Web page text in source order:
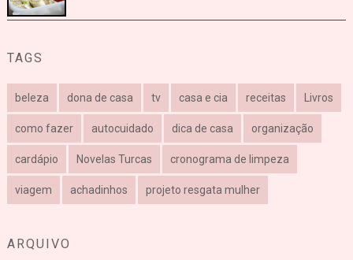
TAGS
beleza dona de casa tv casa e cia receitas Livros
como fazer autocuidado dica de casa organização
cardápio Novelas Turcas cronograma de limpeza
viagem achadinhos projeto resgata mulher
ARQUIVO